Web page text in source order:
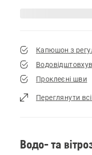
Капюшон з
Проклеєні шви
Переглянути всі
Водо- та